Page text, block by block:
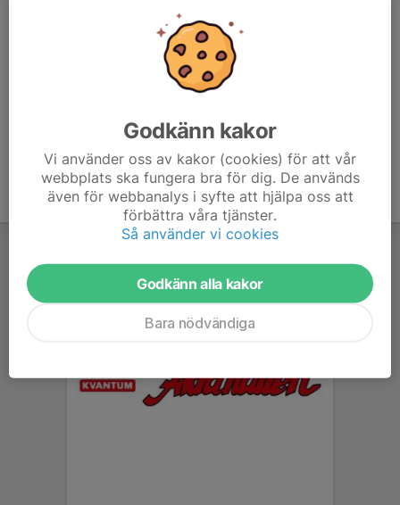
Godkänn kakor
Vi använder oss av kakor (cookies) för att vår
webbplats ska fungera bra för dig. De används
även för webbanalys i syfte att hjälpa oss att
förbättra våra tjänster.
Så använder vi cookies
Godkänn alla kakor
Bara nödvändiga